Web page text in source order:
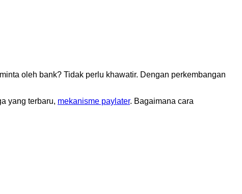
oleh bank? Tidak perlu khawatir. Dengan perkembangan
yang terbaru, mekanisme paylater. Bagaimana cara